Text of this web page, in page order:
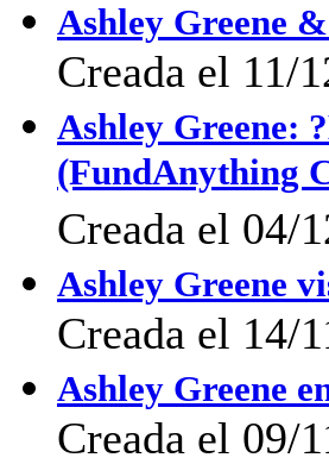
Ashley Greene
Creada el 11/
Ashley Greene:
(FundAnything
Creada el 04/
Ashley Greene
Creada el 14/
Ashley Greene
Creada el 09/